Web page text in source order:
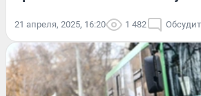
21 апреля, 2025, 16:20 1 482